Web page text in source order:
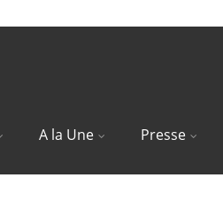
A la Une Presse